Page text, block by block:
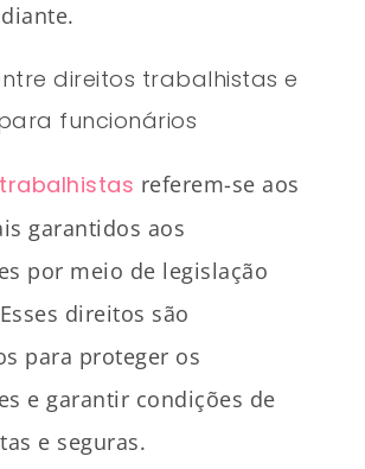
direitos trabalhistas e
funcionários
referem-se aos
garantidos aos
por meio de legislação
direitos são
para proteger os
e garantir condições de
e seguras.